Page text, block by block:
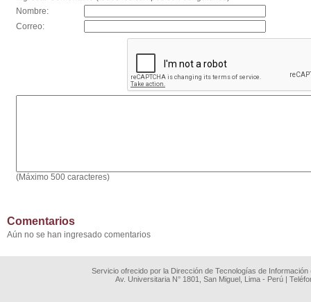
Nombre:
Correo:
(Máximo 500 caracteres)
Comentarios
Aún no se han ingresado comentarios
Servicio ofrecido por la Dirección de Tecnologías de
Av. Universitaria N° 1801, San Miguel, Lima - Perú |